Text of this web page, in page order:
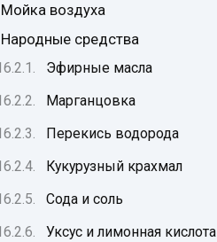
Мойка воздуха
Народные средства
Эфирные масла
Марганцовка
Перекись водорода
Кукурузный крахмал
Сода и соль
Уксус и лимонная кислота